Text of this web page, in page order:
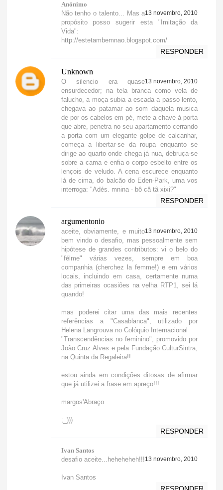
Anónimo
13 novembro, 2010
Não tenho o talento... Mas a
propósito posso sugerir esta "Imitação da
Vida":
http://estetambemnao.blogspot.com/
RESPONDER
Unknown
13 novembro, 2010
O silencio era quase
ensurdecedor; na tela branca como vela de
falucho, a moça subia a escada a passo lento,
chegava ao patamar ao som daquela musica
de por os cabelos em pé, mete a chave à porta
que abre, penetra no seu apartamento cerrando
a porta com um elegante golpe de calcanhar,
começa a libertar-se da roupa enquanto se
dirige ao quarto onde chega já nua, debruça-se
sobre a cama e enfia o corpo esbelto entre os
lençois de veludo. A cena escurece enquanto
lá de cima, do balcão do Eden-Park, uma vos
interroga: "Adés. mnina - bô câ tâ xixi?"
RESPONDER
argumentonio
13 novembro, 2010
aceite, obviamente, e muito
bem vindo o desafio, mas pessoalmente sem
hipótese de grandes contributos: vi o belo do
"félme" várias vezes, sempre em boa
companhia (cherchez la femme!) e em vários
locais, incluindo em casa, certamente numa
das primeiras ocasiões na velha RTP1, sei lá
quando!
mas poderei citar uma das mais recentes
referências a "Casablanca", utilizado por
Helena Langrouva no Colóquio Internacional
"Transcendências no feminino", promovido por
João Cruz Alves e pela Fundação CulturSintra,
na Quinta da Regaleira!!
estou ainda em condições ditosas de afirmar
que já utilizei a frase em apreço!!!
margos'Abraço
;_)))
RESPONDER
Ivan Santos
13 novembro, 2010
desafio aceite...heheheheh!!!
Ivan Santos
RESPONDER